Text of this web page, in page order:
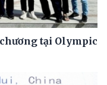
tại Olympic